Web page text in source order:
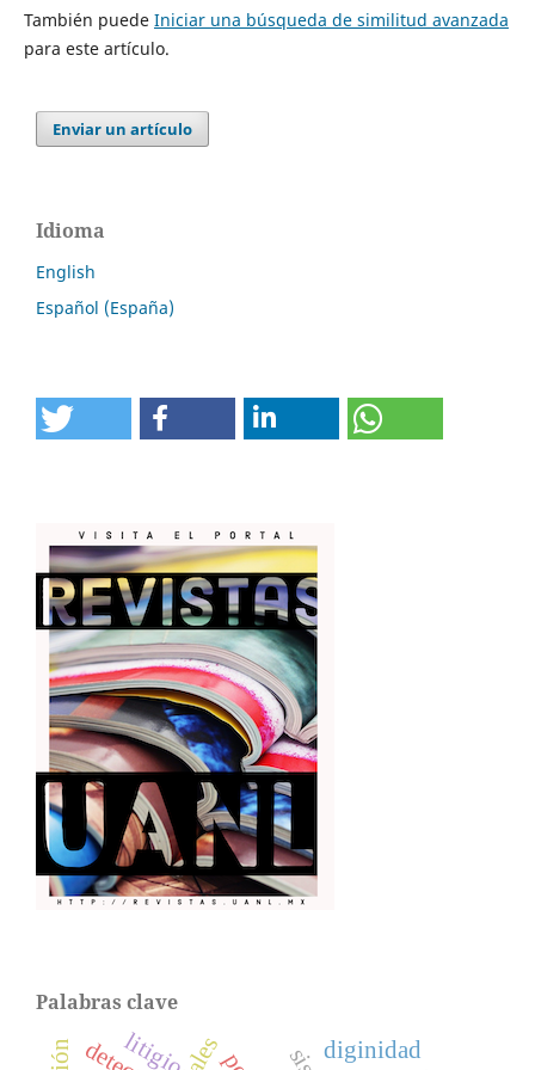
También puede Iniciar una búsqueda de similitud avanzada
para este artículo.
Enviar un artículo
Idioma
English
Español (España)
Palabras clave
diginidad
litigio